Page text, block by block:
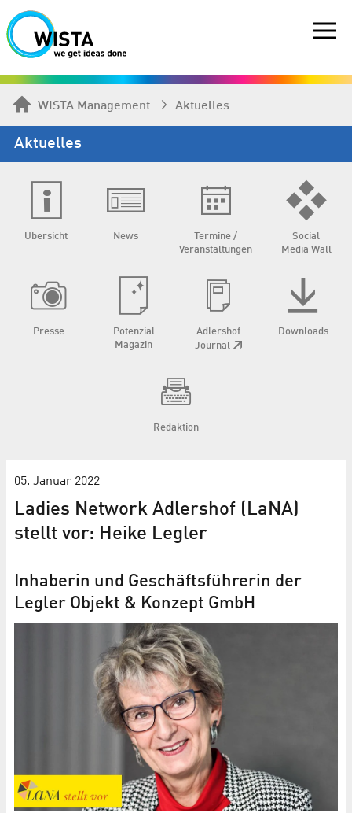
WISTA Management Aktuelles
Aktuelles
Übersicht News
Termine /
Veranstaltungen
Social
Media Wall
Presse
Potenzial
Magazin
Adlershof
Journal
Downloads
Redaktion
05. Januar 2022
Ladies Network Adlershof (LaNA)
stellt vor: Heike Legler
Inhaberin und Geschäftsführerin der
Legler Objekt & Konzept GmbH